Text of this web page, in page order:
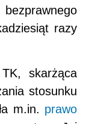
razy
skarżąca
stosunku
m.in. prawo